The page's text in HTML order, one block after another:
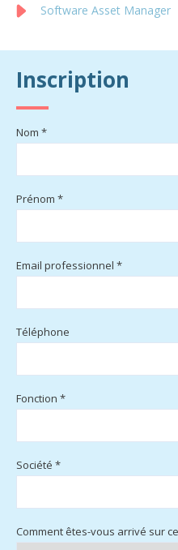
Software Asset Manager
Inscription
Nom *
Prénom *
Email professionnel *
Téléphone
Fonction *
Société *
Comment êtes-vous arrivé sur